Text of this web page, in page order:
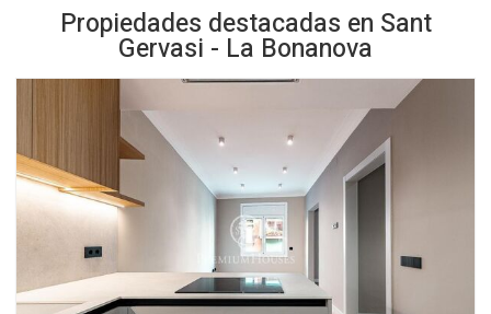
Propiedades destacadas en Sant
Gervasi - La Bonanova